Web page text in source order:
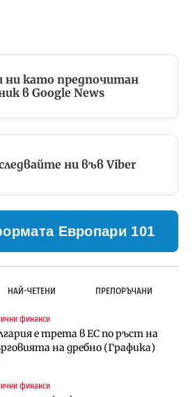
ни като предпочитан
в Google News
ни във Viber
Европари 101
НАЙ-ЧЕТЕНИ ПРЕПОРЪЧАНИ
финанси
е трета в ЕС по ръст на
на дребно (Графика)
финанси
община избра
за преместването на
трасе по бул.
на тунела под
ще върви паралелно с
оценки